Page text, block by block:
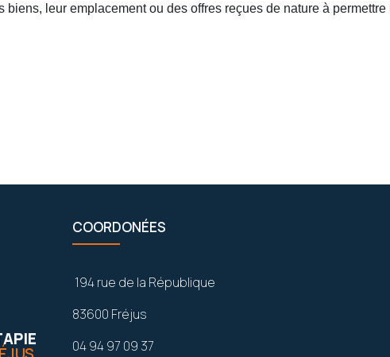
leur emplacement ou des offres reçues de nature à
COORDONÉES
194 rue de la République
83600 Fréjus
04 94 97 09 37